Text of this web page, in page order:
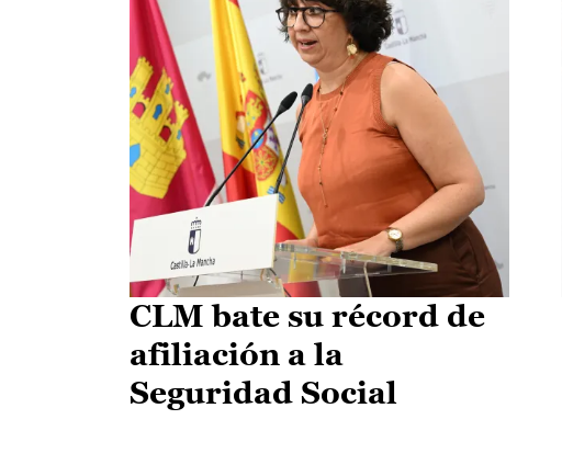
CLM bate su récord de
afiliación a la
Seguridad Social